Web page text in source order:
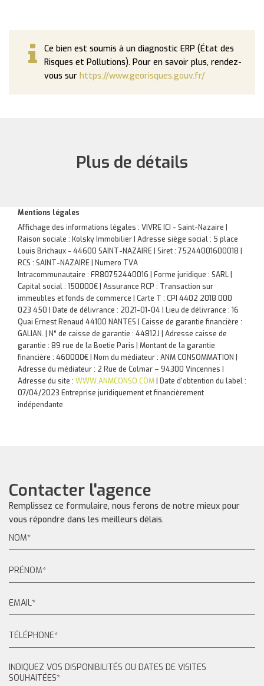
Ce bien est soumis à un diagnostic ERP (État des
Risques et Pollutions). Pour en savoir plus, rendez-
vous sur https://www.georisques.gouv.fr/
Plus de détails
Mentions légales
Affichage des informations légales : VIVRE ICI - Saint-Nazaire |
Raison sociale : Kolsky Immobilier | Adresse siège social : 5 place
Louis Brichaux - 44600 SAINT-NAZAIRE | Siret : 75244001600018 |
RCS : SAINT-NAZAIRE | Numero TVA
Intracommunautaire : FR80752440016 | Forme juridique : SARL |
Capital social : 150000€ | Assurance RCP : Transaction sur
immeubles et fonds de commerce | Carte T : CPI 4402 2018 000
023 450 | Date de délivrance : 2021-01-04 | Lieu de délivrance : 16
Quai Ernest Renaud 44100 NANTES | Caisse de garantie financière :
GALIAN. | N° de caisse de garantie : 44812J | Adresse caisse de
garantie : 89 rue de la Boetie Paris | Montant de la garantie
financière : 460000€ | Nom du médiateur : ANM CONSOMMATION |
Adresse du médiateur : 2 Rue de Colmar – 94300 Vincennes |
Adresse du site : WWW.ANMCONSO.COM | Date d'obtention du label :
07/04/2023 Entreprise juridiquement et financièrement
indépendante
Contacter l'agence
Remplissez ce formulaire, nous ferons de notre mieux pour
vous répondre dans les meilleurs délais.